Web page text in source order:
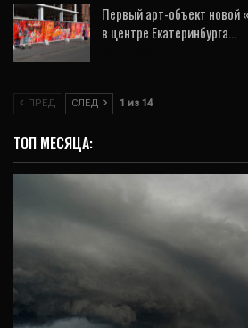
Первый арт-объект новой
в центре Екатеринбурга…
ПРЕД СЛЕД 1 из 14
ТОП МЕСЯЦА: